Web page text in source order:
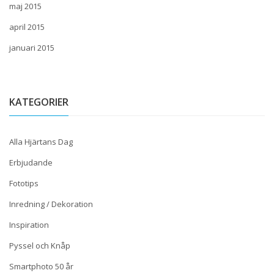
maj 2015
april 2015
januari 2015
KATEGORIER
Alla Hjärtans Dag
Erbjudande
Fototips
Inredning / Dekoration
Inspiration
Pyssel och Knåp
Smartphoto 50 år